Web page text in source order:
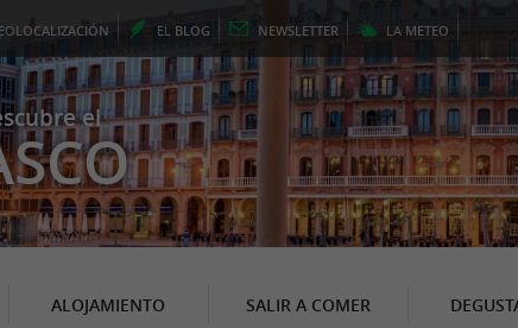
LOCALIZACIÓN EL BLOG NEWSLETTER LA METEO
el
ALOJAMIENTO SALIR A COMER